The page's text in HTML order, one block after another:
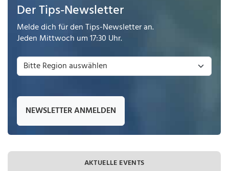
Der Tips-Newsletter
Melde dich für den Tips-Newsletter an.
Jeden Mittwoch um 17:30 Uhr.
NEWSLETTER ANMELDEN
AKTUELLE EVENTS